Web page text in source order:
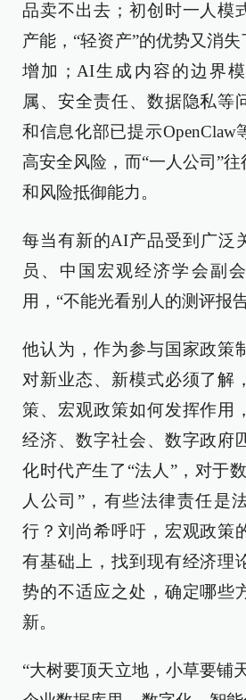
品卖不出去；初创时一人模
产能，“轻资产”的优势又消
增加；AI生成内容的边界
属、安全责任、数据隐私等
和信息化部已提示
高安全风险，而“一人公司”
和风险抵御能力。
每当有新的AI产品受到广泛
员、中国宏观经济学会副
用，“不能光看别人的测评报告
他认为，作为参与国家政策
对新业态、新模式必须了解
策、宏观政策如何发挥作用
经济、数字社会、数字政府
化时代产生了“法人”，对于
人公司”，有些法律责任是
行？刘尚希呼吁，宏观政策
有基础上，找到现有经济理
势的不适应之处，确定哪些
新。
“大树要顶天立地，小草要铺